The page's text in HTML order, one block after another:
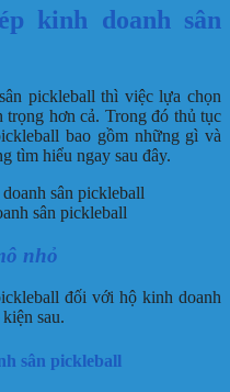
kinh doanh sân
pickleball thì việc lựa chọn
hơn cả. Trong đó thủ tục
bao gồm những gì và
tìm hiểu ngay sau đây.
sân pickleball
nhỏ
đối với hộ kinh doanh
sau.
sân pickleball